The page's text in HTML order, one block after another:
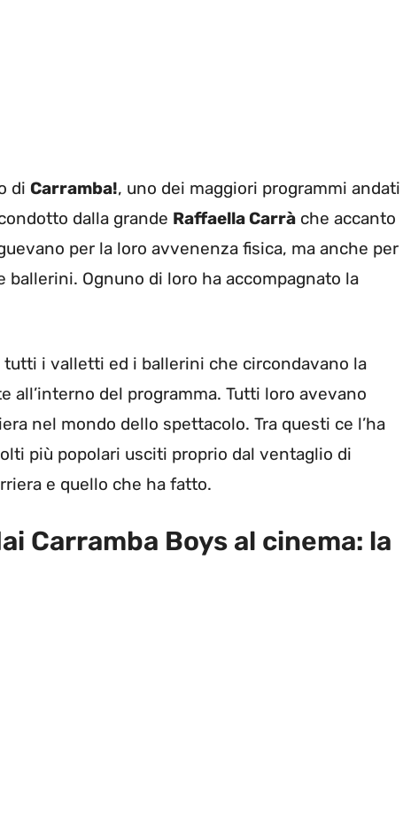
di Carramba!, uno dei maggiori programmi andati
dalla grande Raffaella Carrà che accanto
per la loro avvenenza fisica, ma anche per
Ognuno di loro ha accompagnato la
tutti i valletti ed i ballerini che circondavano la
all’interno del programma. Tutti loro avevano
nel mondo dello spettacolo. Tra questi ce l’ha
più popolari usciti proprio dal ventaglio di
e quello che ha fatto.
Carramba Boys al cinema: la